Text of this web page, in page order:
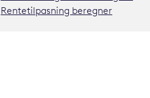
Rentetilpasning beregner